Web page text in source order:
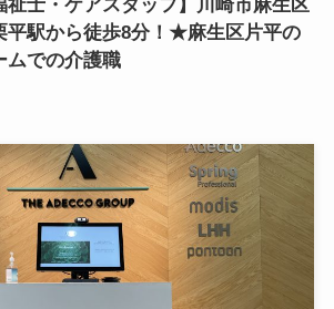
祉士・ケアスタッフ】川崎市麻生区
駅から徒歩8分！★麻生区片平の
ムでの介護職